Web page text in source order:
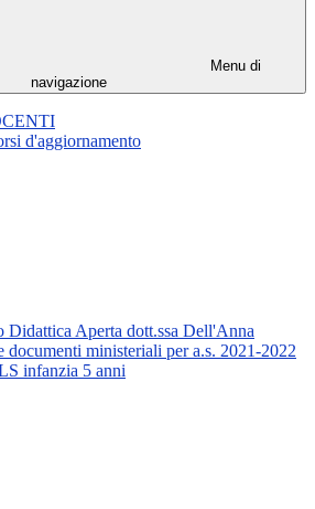
Menu di
navigazione
d'aggiornamento
Didattica Aperta dott.ssa Dell'Anna
documenti ministeriali per a.s. 2021-2022
infanzia 5 anni